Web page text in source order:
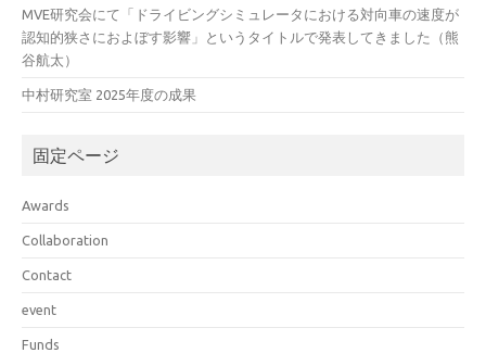
MVE研究会にて「ドライビングシミュレータにおける対向車の速度が
認知的狭さにおよぼす影響」というタイトルで発表してきました（熊
谷航太）
中村研究室 2025年度の成果
固定ページ
Awards
Collaboration
Contact
event
Funds